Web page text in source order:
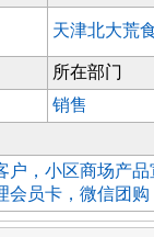
天津北大荒
所在部门
销售
户，小区商场产
会员卡，微信团